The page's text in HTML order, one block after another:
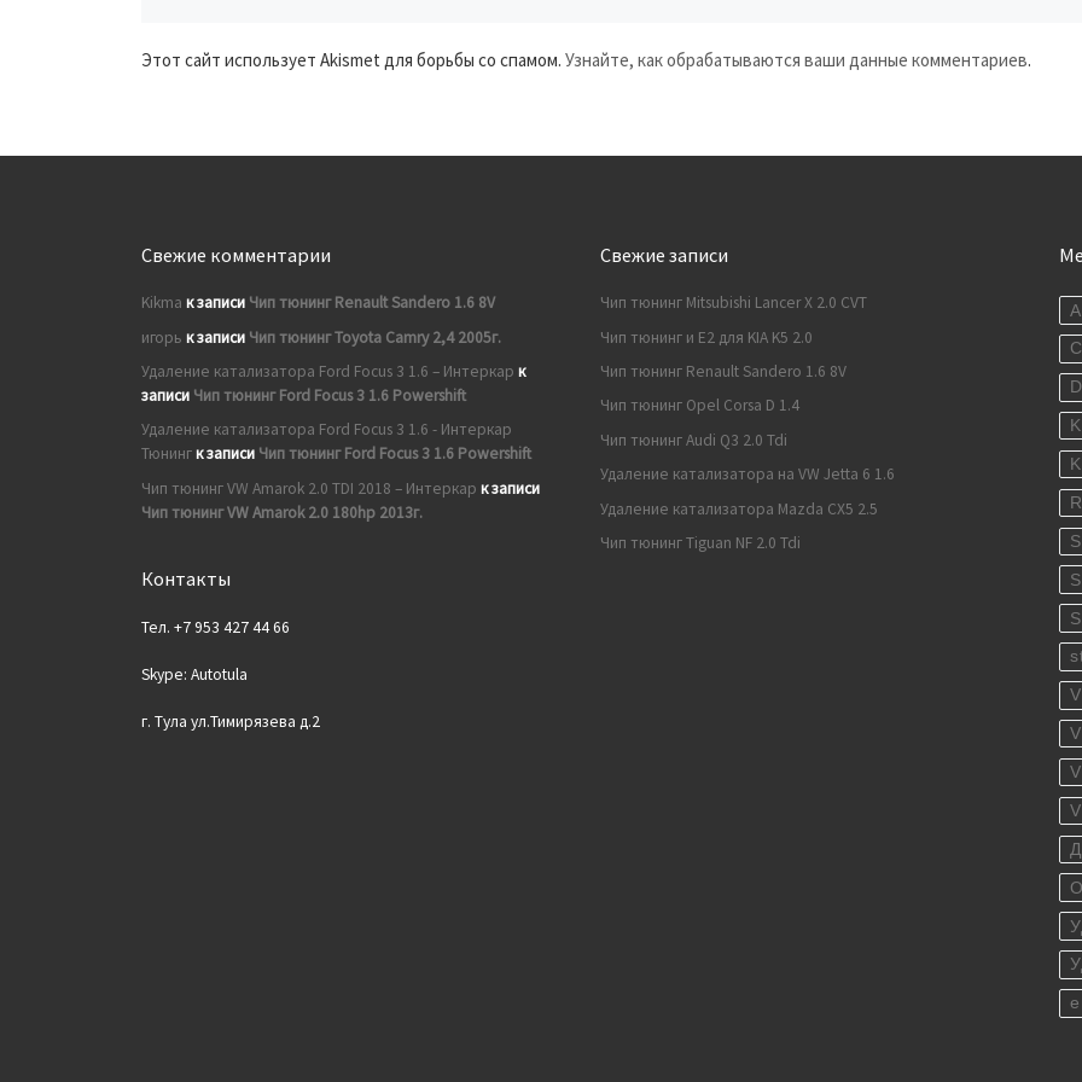
Этот сайт использует Akismet для борьбы со спамом. Узнайте, как обрабатываются ваши данные комментариев.
Свежие комментарии
Kikma к записи Чип тюнинг Renault Sandero 1.6 8V
игорь к записи Чип тюнинг Toyota Camry 2,4 2005г.
Удаление катализатора Ford Focus 3 1.6 – Интеркар к
записи Чип тюнинг Ford Focus 3 1.6 Powershift
Удаление катализатора Ford Focus 3 1.6 - Интеркар
Тюнингк записи Чип тюнинг Ford Focus 3 1.6 Powershift
Чип тюнинг VW Amarok 2.0 TDI 2018 – Интеркар к записи
Чип тюнинг VW Amarok 2.0 180hp 2013г.
Контакты
Тел. +7 953 427 44 66
Skype: Autotula
г. Тула ул.Тимирязева д.2
Свежие записи
Чип тюнинг Mitsubishi Lancer X 2.0 CVT
Чип тюнинг и E2 для KIA K5 2.0
Чип тюнинг Renault Sandero 1.6 8V
Чип тюнинг Opel Corsa D 1.4
Чип тюнинг Audi Q3 2.0 Tdi
Удаление катализатора на VW Jetta 6 1.6
Удаление катализатора Mazda CX5 2.5
Чип тюнинг Tiguan NF 2.0 Tdi